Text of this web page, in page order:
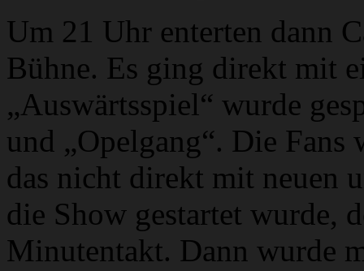
Um 21 Uhr enterten dann
Bühne. Es ging direkt mit
„Auswärtsspiel“ wurde
und „Opelgang“. Die
das nicht direkt mit neuen
die Show gestartet wurde,
Minutentakt. Dann wurde